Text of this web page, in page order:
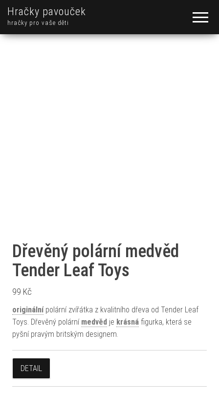
Hračky pavouček
hračky pro vaše děti
Dřevěný polární medvěd
Tender Leaf Toys
99 Kč
originálnípolární zvířátka z kvalitního dřeva od Tender Leaf
Toys. Dřevěný polární medvěd je krásná figurka, která se
pyšní pravým britským designem.
DETAIL